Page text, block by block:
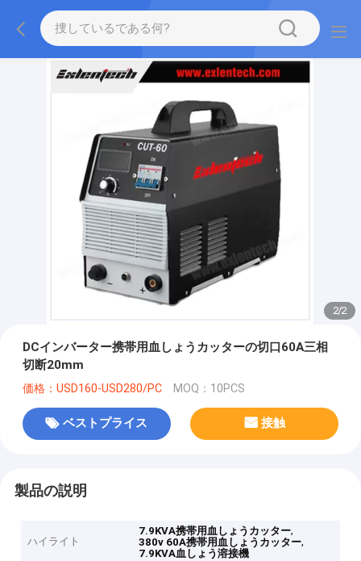
2/2
DCインバーター携帯用血しょうカッターの切口60A三相
切断20mm
価格：USD160-USD280/PC MOQ：10PCS
ベストプライス 接触
製品の説明
ハイライト
7.9KVA携帯用血しょうカッター,
380v 60A携帯用血しょうカッター,
7.9KVA血しょう溶接機